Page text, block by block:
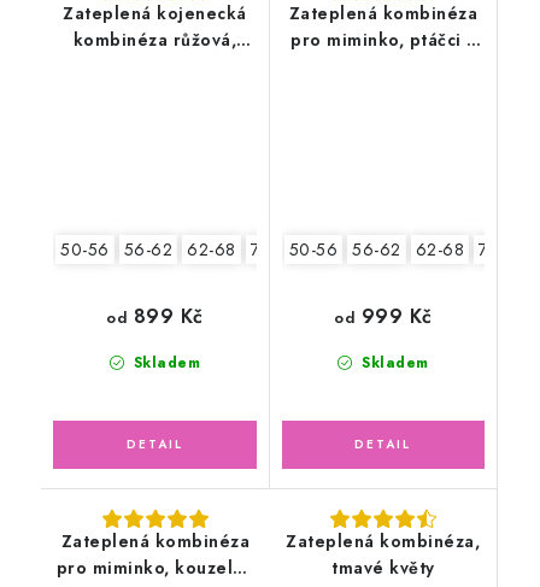
Zateplená kojenecká
kombinéza růžová,
50-56 56-62 62-68 74-80
Skladem
od 899 Kč
Zateplená kombinéza
pro miminko, ptáčci s
50-56 56-62 62-68 74-80
Skladem
od 999 Kč
Zateplená kombinéza
pro miminko, kouzelné
Zateplená kombinéza,
tmavé květy